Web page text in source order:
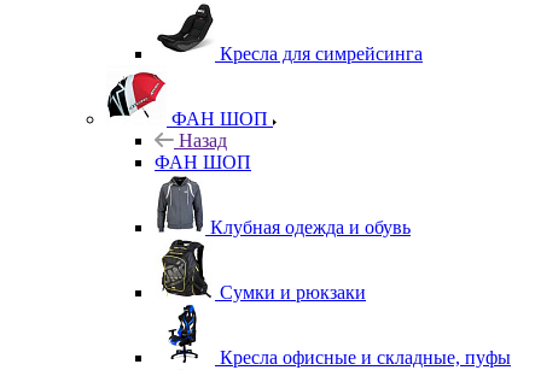
Кресла для симрейсинга
ФАН ШОП
Назад
ФАН ШОП
Клубная одежда и обувь
Сумки и рюкзаки
Кресла офисные и складные, пуфы